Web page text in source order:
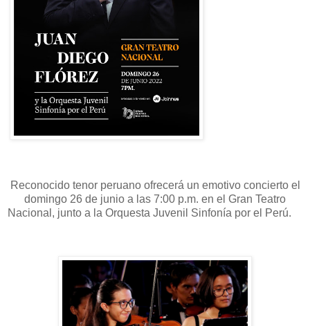
Reconocido tenor peruano ofrecerá un emotivo concierto el
domingo 26 de junio a las 7:00 p.m. en el Gran Teatro
Nacional, junto a la Orquesta Juvenil Sinfonía por el Perú.